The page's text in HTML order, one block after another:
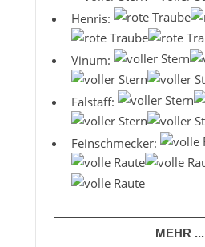
Henris:
Vinum:
Falstaff:
Feinschmecker:
MEHR ...